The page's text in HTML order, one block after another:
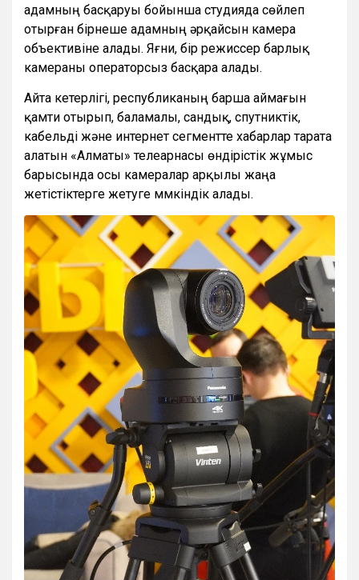
адамның басқаруы бойынша студияда сөйлеп
отырған бірнеше адамның әрқайсын камера
объективіне алады. Яғни, бір режиссер барлық
камераны операторсыз басқара алады.
Айта кетерлігі, республиканың барша аймағын
қамти отырып, баламалы, сандық, спутниктік,
кабельді және интернет сегментте хабарлар тарата
алатын «Алматы» телеарнасы өндірістік жұмыс
барысында осы камералар арқылы жаңа
жетістіктерге жетуге мүмкіндік алады.